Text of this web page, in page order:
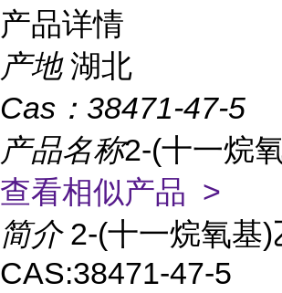
产品详情
产地 湖北
Cas： 38471-47-5
产品名称2-(十一烷
查看相似产品 >
简介 2-(十一烷氧基)
CAS:38471-47-5